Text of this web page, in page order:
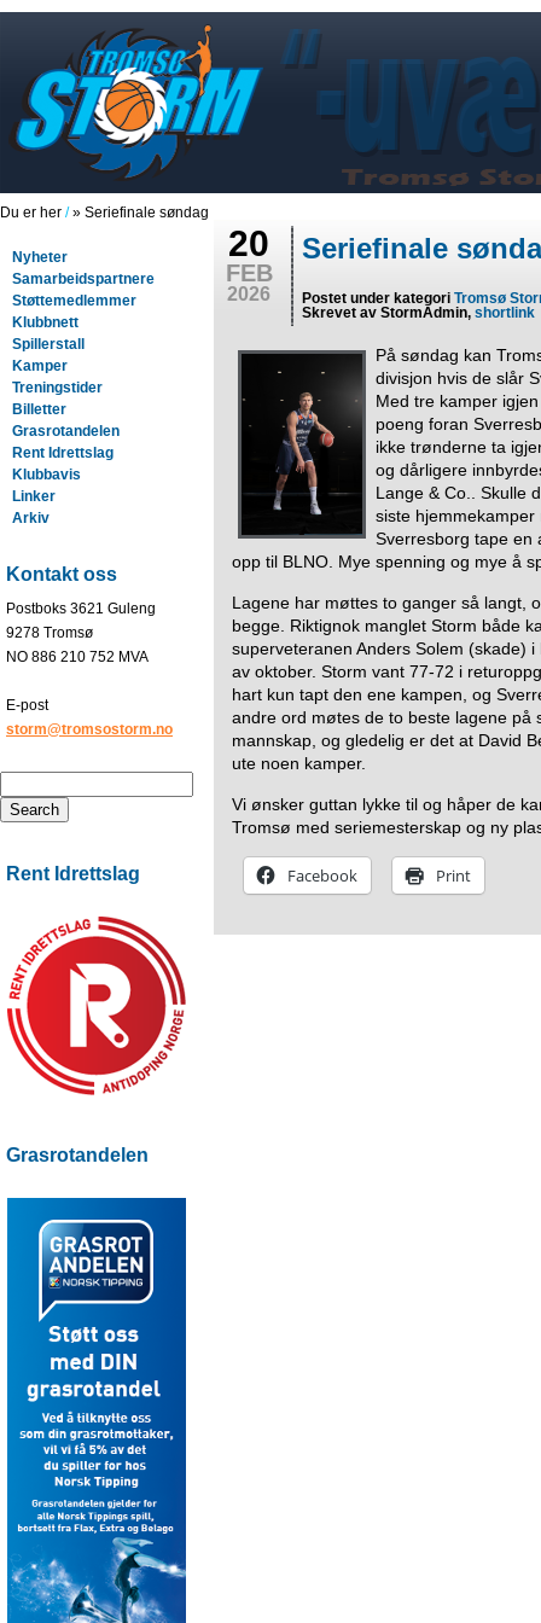
Du er her /» Seriefinale søndag
Nyheter
Samarbeidspartnere
Støttemedlemmer
Klubbnett
Spillerstall
Kamper
Treningstider
Billetter
Grasrotandelen
Rent Idrettslag
Klubbavis
Linker
Arkiv
Kontakt oss
Postboks 3621 Guleng
9278 Tromsø
NO 886 210 752 MVA
E-post
storm@tromsostorm.no
Rent Idrettslag
Grasrotandelen
20
FEB
2026
Seriefinale
Postet under kategoriTromsø
Skrevet av StormAdmin,shortlink
På søndag kan
divisjon hvis de slår
Med tre kamper
poeng foran
ikke trønderne ta
og dårligere
Lange & Co.. Skulle
siste
Sverresborg tape en
opp til BLNO. Mye spenning og mye å
Lagene har møttes to ganger så langt,
begge. Riktignok manglet Storm både
superveteranen Anders Solem (skade)
av oktober. Storm vant 77-72 i
hart kun tapt den ene kampen, og
andre ord møtes de to beste lagene på
mannskap, og gledelig er det at David
ute noen kamper.
Vi ønsker guttan lykke til og håper de
Tromsø med seriemesterskap og ny
Facebook Print